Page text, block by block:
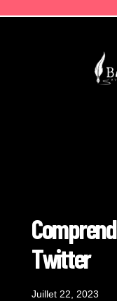
Twitter
Juillet 22, 2023